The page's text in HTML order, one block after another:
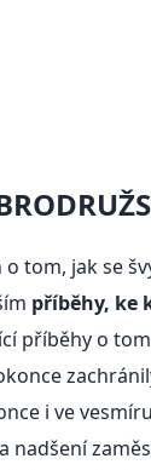
tom, jak se
příběhy, ke
příběhy o
i ve
nadšení